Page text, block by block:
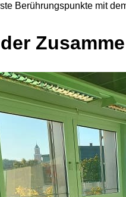
Berührungspunkte mit